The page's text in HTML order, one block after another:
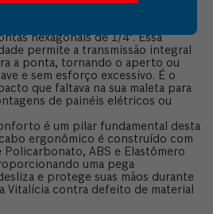
internos é fabricada em aço
uma estrutura robusta e um
hexagonais de 1/4". Essa
permite a transmissão integral
a ponta, tornando o aperto ou
e sem esforço excessivo. É o
que faltava na sua maleta para
de painéis elétricos ou
é um pilar fundamental desta
ergonômico é construído com
Policarbonato, ABS e Elastômero
uma pega
e protege suas mãos durante
Vitalícia contra defeito de material